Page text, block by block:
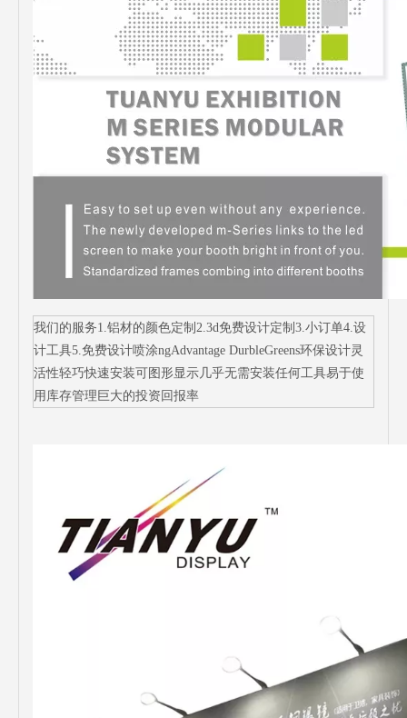
我们的服务1.铝材的颜色定制2.3d免费设计定制3.小订单4.设
计工具5.免费设计喷涂ngAdvantage DurbleGreens环保设计灵
活性轻巧快速安装可图形显示几乎无需安装任何工具易于使
用库存管理巨大的投资回报率